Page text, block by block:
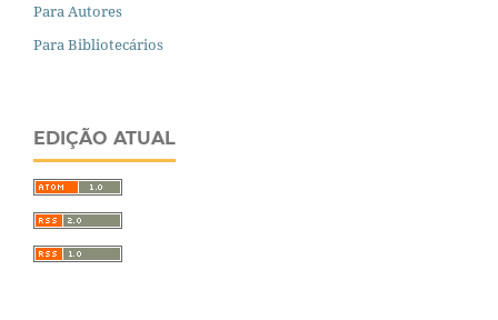
Para Autores
Para Bibliotecários
EDIÇÃO ATUAL